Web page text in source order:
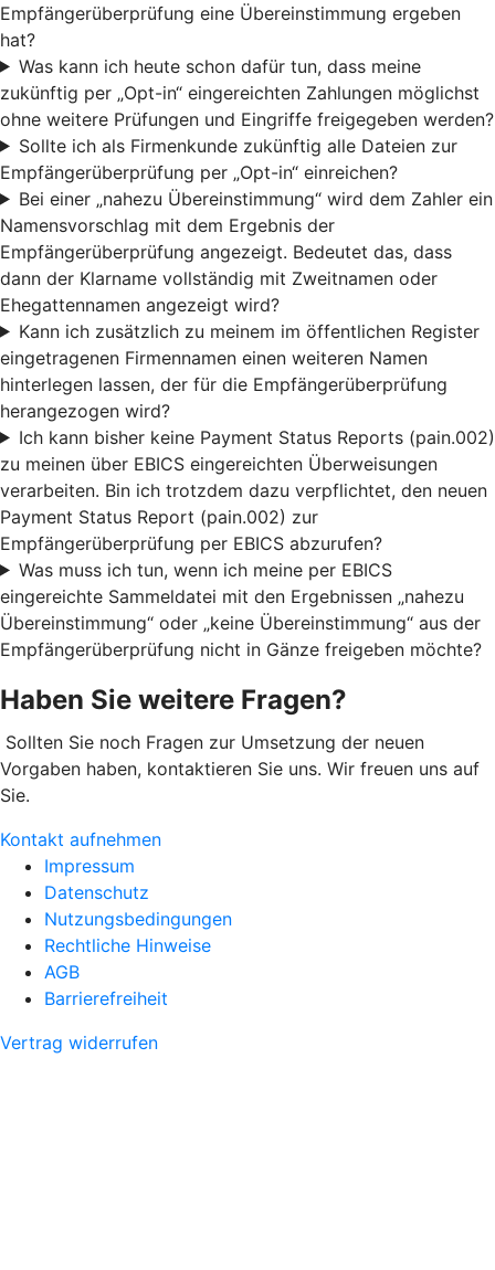
Empfängerüberprüfung eine Übereinstimmung ergeben
hat?
Was kann ich heute schon dafür tun, dass meine
zukünftig per „Opt-in“ eingereichten Zahlungen möglichst
ohne weitere Prüfungen und Eingriffe freigegeben werden?
Sollte ich als Firmenkunde zukünftig alle Dateien zur
Empfängerüberprüfung per „Opt-in“ einreichen?
Bei einer „nahezu Übereinstimmung“ wird dem Zahler ein
Namensvorschlag mit dem Ergebnis der
Empfängerüberprüfung angezeigt. Bedeutet das, dass
dann der Klarname vollständig mit Zweitnamen oder
Ehegattennamen angezeigt wird?
Kann ich zusätzlich zu meinem im öffentlichen Register
eingetragenen Firmennamen einen weiteren Namen
hinterlegen lassen, der für die Empfängerüberprüfung
herangezogen wird?
Ich kann bisher keine Payment Status Reports (pain.002)
zu meinen über EBICS eingereichten Überweisungen
verarbeiten. Bin ich trotzdem dazu verpflichtet, den neuen
Payment Status Report (pain.002) zur
Empfängerüberprüfung per EBICS abzurufen?
Was muss ich tun, wenn ich meine per EBICS
eingereichte Sammeldatei mit den Ergebnissen „nahezu
Übereinstimmung“ oder „keine Übereinstimmung“ aus der
Empfängerüberprüfung nicht in Gänze freigeben möchte?
Haben Sie weitere Fragen?
Sollten Sie noch Fragen zur Umsetzung der neuen
Vorgaben haben, kontaktieren Sie uns. Wir freuen uns auf
Sie.
Kontakt aufnehmen
Impressum
Datenschutz
Nutzungsbedingungen
Rechtliche Hinweise
AGB
Barrierefreiheit
Vertrag widerrufen